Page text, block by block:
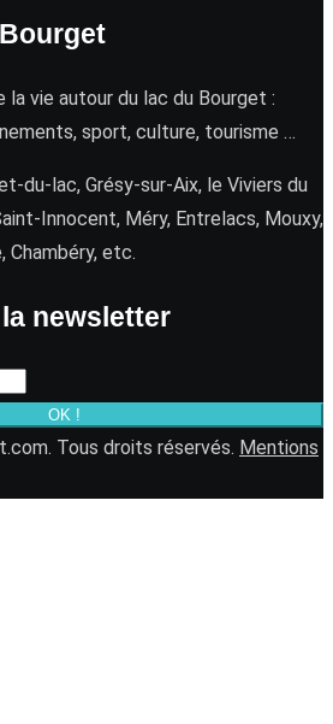
la vie autour du lac du Bourget :
sport, culture, tourisme …
du-lac, Grésy-sur-Aix, le Viviers du
Innocent, Méry, Entrelacs, Mouxy,
Chambéry, etc.
la newsletter
OK !
Tous droits réservés. Mentions